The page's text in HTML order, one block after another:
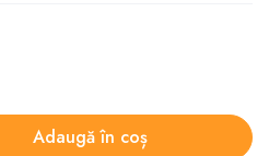
Adaugă în coș